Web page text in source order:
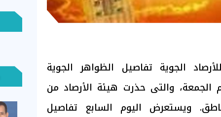
الجوية تفاصيل الظواهر الجوية
الجمعة، والتى حذرت هيئة الأرصاد من
ويستعرض اليوم السابع تفاصيل